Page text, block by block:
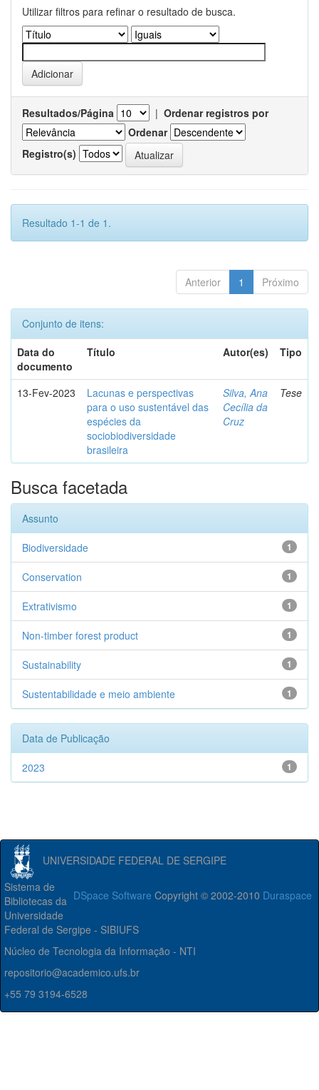
Utilizar filtros para refinar o resultado de busca.
Resultados/Página | Ordenar registros por
Ordenar
Registro(s)
Resultado 1-1 de 1.
Anterior 1 Próximo
Conjunto de itens:
Data do
documento
Título Autor(es) Tipo
13-Fev-2023
Lacunas e perspectivas
para o uso sustentável das
espécies da
sociobiodiversidade
brasileira
Silva, Ana
Cecília da
Cruz
Tese
Busca facetada
Assunto
1
Biodiversidade
1
Conservation
1
Extrativismo
1
Non-timber forest product
1
Sustainability
1
Sustentabilidade e meio ambiente
Data de Publicação
1
2023
UNIVERSIDADE FEDERAL DE SERGIPE
DSpace Software Copyright © 2002-2010 Duraspace
Sistema de
Bibliotecas da
Universidade
Federal de Sergipe - SIBIUFS
Núcleo de Tecnologia da Informação - NTI
repositorio@academico.ufs.br
+55 79 3194-6528